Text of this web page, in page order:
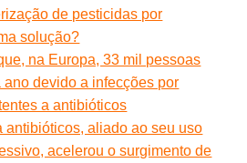
de pesticidas por
solução?
na Europa, 33 mil pessoas
ano devido a infecções por
a antibióticos
antibióticos, aliado ao seu uso
acelerou o surgimento de